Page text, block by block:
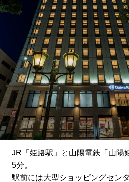
JR「姫路駅」と山陽電鉄「山陽
5分。
駅前には大型ショッピングセン